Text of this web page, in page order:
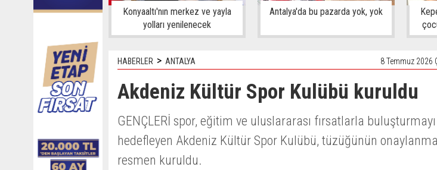
Konyaaltı'nın merkez ve yayla
yolları yenilenecek
Antalya'da bu pazarda yok, yok
HABERLER > ANTALYA 8 Temmuz 2026
Akdeniz Kültür Spor Kulübü kuruldu
GENÇLERİ spor, eğitim ve uluslararası fırsatlarla buluşturmayı
hedefleyen Akdeniz Kültür Spor Kulübü, tüzüğünün
resmen kuruldu.